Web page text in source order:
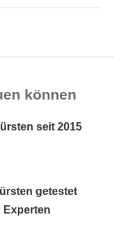
können
seit 2015
getestet
Experten